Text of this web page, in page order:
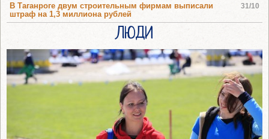
31/10
В Таганроге двум строительным фирмам выписали
штраф на 1,3 миллиона рублей
ЛЮДИ